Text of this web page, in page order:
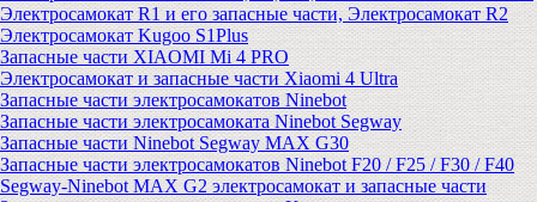
Электросамокат R1 и его запасные части, Электросамокат R2
Электросамокат Kugoo S1Plus
Запасные части XIAOMI Mi 4 PRO
Электросамокат и запасные части Xiaomi 4 Ultra
Запасные части электросамокатов Ninebot
Запасные части электросамоката Ninebot Segway
Запасные части Ninebot Segway MAX G30
Запасные части электросамокатов Ninebot F20 / F25 / F30 / F40
Segway-Ninebot MAX G2 электросамокат и запасные части